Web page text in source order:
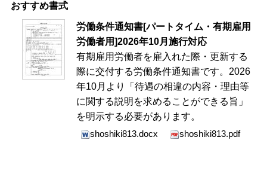
おすすめ書式
労働条件通知書[パートタイム・有期雇用
労働者用]2026年10月施行対応
有期雇用労働者を雇入れた際・更新する
際に交付する労働条件通知書です。2026
年10月より「待遇の相違の内容・理由等
に関する説明を求めることができる旨」
を明示する必要があります。
shoshiki813.docx
shoshiki813.pdf